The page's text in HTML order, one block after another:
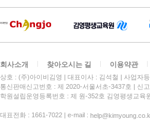
회사소개 찾아오시는 길 이용약관
상호 : (주)아이비김영 대표이사 : 김석철 사업자
통신판매신고번호 : 제 2020-서울서초-3437호
신
학원설립운영등록번호 : 제 원-352호 김영평생교
대표전화 : 1661-7022 | e-mail :